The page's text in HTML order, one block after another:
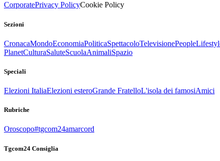
CorporatePrivacy PolicyCookie Policy
Sezioni
CronacaMondoEconomiaPoliticaSpettacoloTelevisionePeople
PlanetCulturaSaluteScuolaAnimaliSpazio
Speciali
Elezioni ItaliaElezioni esteroGrande FratelloL'isola dei famosiAmici
Rubriche
Oroscopo#tgcom24amarcord
Tgcom24 Consiglia